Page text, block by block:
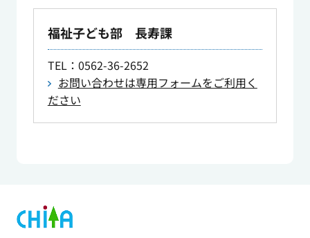
福祉子ども部 長寿課
TEL：0562-36-2652
お問い合わせは専用フォームをご利用く
ださい